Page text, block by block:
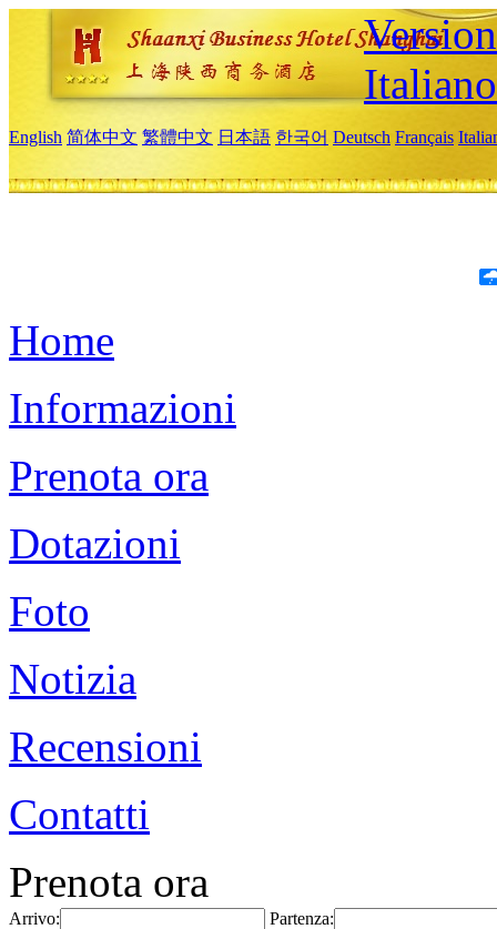
Italiano
English 简体中文 繁體中文 日本語 한국어 Deutsch Français
Home
Informazioni
Prenota ora
Dotazioni
Foto
Notizia
Recensioni
Contatti
Prenota ora
Arrivo: Partenza: